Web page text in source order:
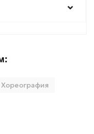
Хореография